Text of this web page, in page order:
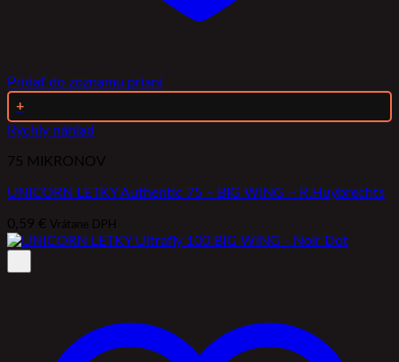
Pridať do zoznamu prianí
+
Rýchly náhľad
75 MIKRONOV
UNICORN LETKY Authentic 75 – BIG WING – R.Huybrechts
0,59 € Vrátane DPH